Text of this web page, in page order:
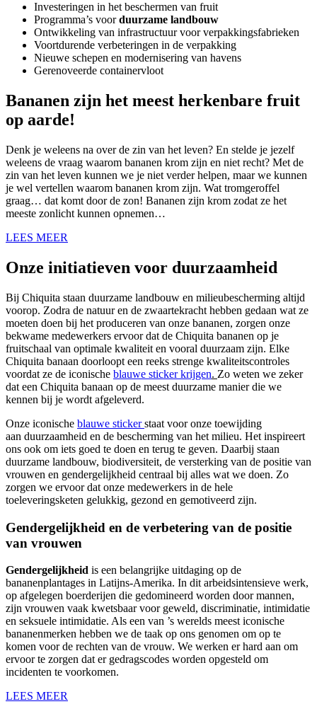
Investeringen in het beschermen van fruit
Programma’s voorduurzame landbouw
Ontwikkeling van infrastructuur voor verpakkingsfabrieken
Voortdurende verbeteringen in de verpakking
Nieuwe schepen en modernisering van havens
Gerenoveerde containervloot
Bananen zijn het meest herkenbare fruit
op aarde!
Denk je weleens na over de zin van het leven? En stelde je jezelf
weleens de vraag waarom bananen krom zijn en niet recht? Met de
zin van het leven kunnen we je niet verder helpen, maar we kunnen
je wel vertellen waarom bananen krom zijn. Wat tromgeroffel
graag… dat komt door de zon! Bananen zijn krom zodat ze het
meeste zonlicht kunnen opnemen…
LEES MEER
Onze initiatieven voor duurzaamheid
Bij Chiquita staan duurzame landbouw en milieubescherming altijd
voorop. Zodra de natuur en de zwaartekracht hebben gedaan wat ze
moeten doen bij het produceren van onze bananen, zorgen onze
bekwame medewerkers ervoor dat de Chiquita bananen op je
fruitschaal van optimale kwaliteit en vooral duurzaam zijn. Elke
Chiquita banaan doorloopt een reeks strenge kwaliteitscontroles
voordat ze de iconische blauwe sticker krijgen. Zo weten we zeker
dat een Chiquita banaan op de meest duurzame manier die we
kennen bij je wordt afgeleverd.
Onze iconische blauwe stickerstaat voor onze toewijding
aan duurzaamheid en de bescherming van het milieu. Het inspireert
ons ook om iets goed te doen en terug te geven. Daarbij staan
duurzame landbouw, biodiversiteit, de versterking van de positie van
vrouwen en gendergelijkheid centraal bij alles wat we doen. Zo
zorgen we ervoor dat onze medewerkers in de hele
toeleveringsketen gelukkig, gezond en gemotiveerd zijn.
Gendergelijkheid en de verbetering van de positie
van vrouwen
Gendergelijkheid is een belangrijke uitdaging op de
bananenplantages in Latijns-Amerika. In dit arbeidsintensieve werk,
op afgelegen boerderijen die gedomineerd worden door mannen,
zijn vrouwen vaak kwetsbaar voor geweld, discriminatie, intimidatie
en seksuele intimidatie. Als een van ’s werelds meest iconische
bananenmerken hebben we de taak op ons genomen om op te
komen voor de rechten van de vrouw. We werken er hard aan om
ervoor te zorgen dat er gedragscodes worden opgesteld om
incidenten te voorkomen.
LEES MEER